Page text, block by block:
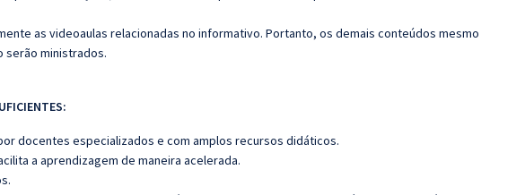
as videoaulas relacionadas no informativo. Portanto, os demais conteúdos mesmo
serão ministrados.
docentes especializados e com amplos recursos didáticos.
a aprendizagem de maneira acelerada.